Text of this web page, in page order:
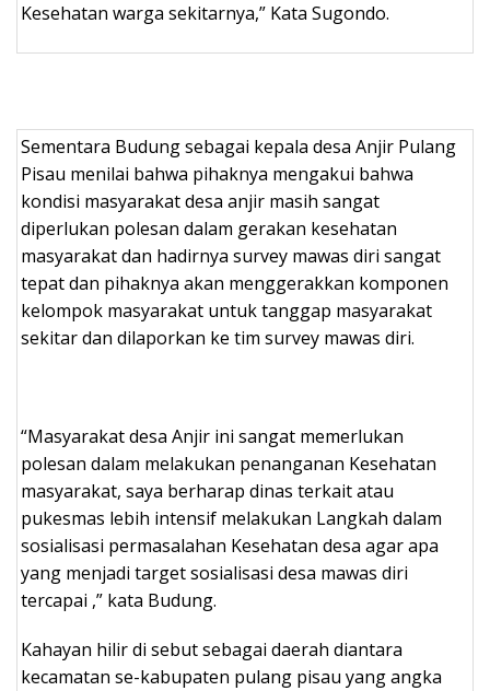
Kesehatan warga sekitarnya,” Kata Sugondo.
Sementara Budung sebagai kepala desa Anjir Pulang
Pisau menilai bahwa pihaknya mengakui bahwa
kondisi masyarakat desa anjir masih sangat
diperlukan polesan dalam gerakan kesehatan
masyarakat dan hadirnya survey mawas diri sangat
tepat dan pihaknya akan menggerakkan komponen
kelompok masyarakat untuk tanggap masyarakat
sekitar dan dilaporkan ke tim survey mawas diri.
“Masyarakat desa Anjir ini sangat memerlukan
polesan dalam melakukan penanganan Kesehatan
masyarakat, saya berharap dinas terkait atau
pukesmas lebih intensif melakukan Langkah dalam
sosialisasi permasalahan Kesehatan desa agar apa
yang menjadi target sosialisasi desa mawas diri
tercapai ,” kata Budung.
Kahayan hilir di sebut sebagai daerah diantara
kecamatan se-kabupaten pulang pisau yang angka